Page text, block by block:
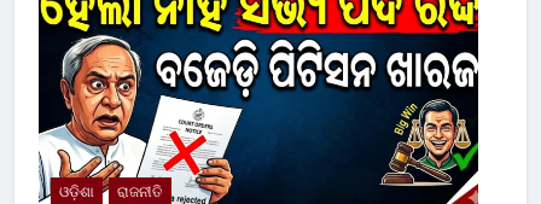
ଓଡ଼ିଶା ରାଜନୀତି